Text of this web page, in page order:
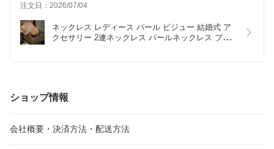
注文日：2026/07/04
ネックレス レディース パール ビジュー 結婚式 ア
クセサリー 2連ネックレス パールネックレス プレ
ショップ情報
会社概要・決済方法・配送方法